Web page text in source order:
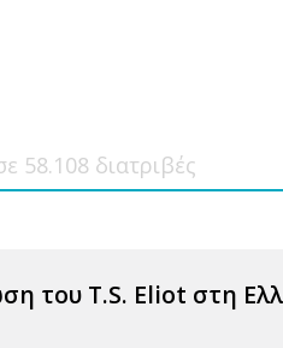
του T.S. Eliot στη